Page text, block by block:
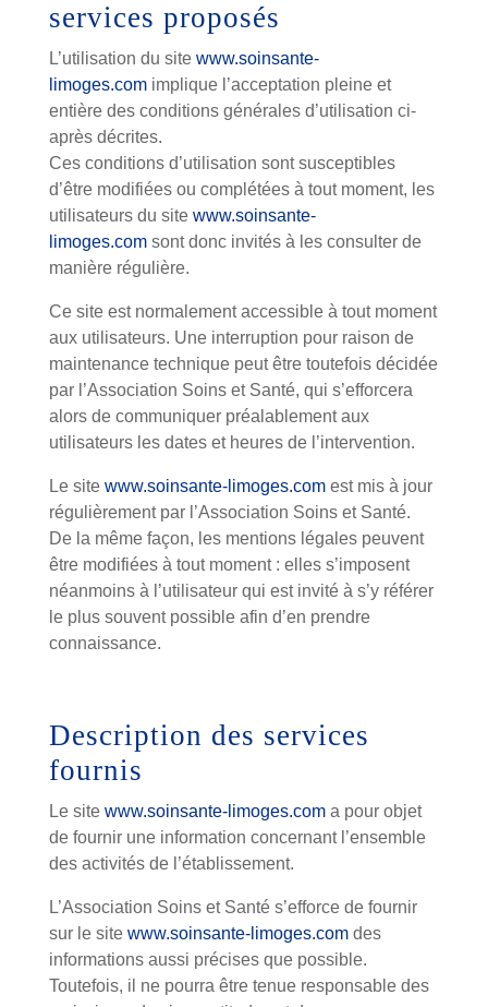
services proposés
L’utilisation du site www.soinsante-
limoges.comimplique l’acceptation pleine et
entière des conditions générales d’utilisation ci-
après décrites.
Ces conditions d’utilisation sont susceptibles
d’être modifiées ou complétées à tout moment, les
utilisateurs du site www.soinsante-
limoges.comsont donc invités à les consulter de
manière régulière.
Ce site est normalement accessible à tout moment
aux utilisateurs. Une interruption pour raison de
maintenance technique peut être toutefois décidée
par l’Association Soins et Santé, qui s’efforcera
alors de communiquer préalablement aux
utilisateurs les dates et heures de l’intervention.
Le site www.soinsante-limoges.comest mis à jour
régulièrement par l’Association Soins et Santé.
De la même façon, les mentions légales peuvent
être modifiées à tout moment : elles s’imposent
néanmoins à l’utilisateur qui est invité à s’y référer
le plus souvent possible afin d’en prendre
connaissance.
Description des services
fournis
Le site www.soinsante-limoges.coma pour objet
de fournir une information concernant l’ensemble
des activités de l’établissement.
L’Association Soins et Santé s’efforce de fournir
sur le site www.soinsante-limoges.comdes
informations aussi précises que possible.
Toutefois, il ne pourra être tenue responsable des